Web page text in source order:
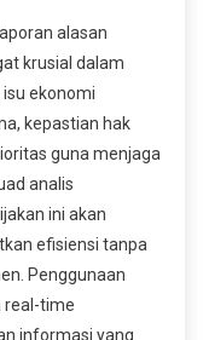
alasan
krusial dalam
ekonomi
kepastian hak
guna menjaga
analis
ini akan
efisiensi tanpa
Penggunaan
real-time
informasi yang